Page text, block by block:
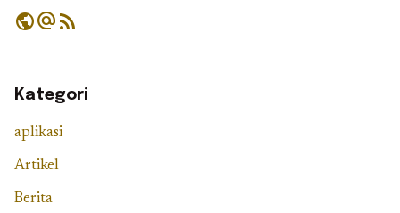
publicalternate_emailrss_feed
Kategori
aplikasi
Artikel
Berita